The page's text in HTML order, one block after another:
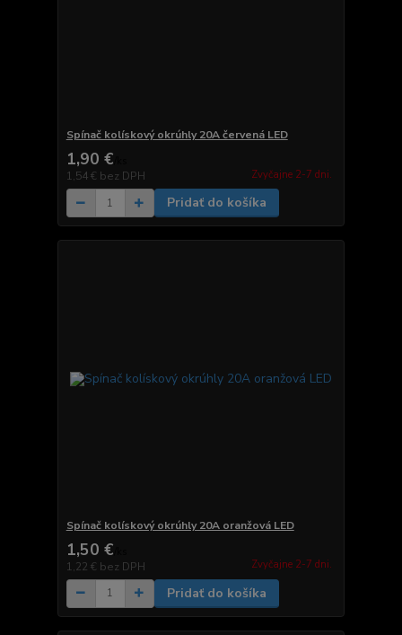
Spínač kolískový okrúhly 20A červená LED
1,90 €
1,54 € bez DPH Zvyčajne 2-7 dni.
Pridať do košíka
Spínač kolískový okrúhly 20A oranžová LED
1,50 €
1,22 € bez DPH Zvyčajne 2-7 dni.
Pridať do košíka